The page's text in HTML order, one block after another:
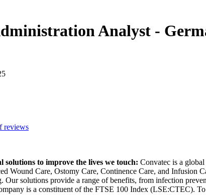
Analyst -
reviews
solutions to improve the lives we touch: Convatec is a
Wound Care, Ostomy Care, Continence Care, and Infusion
Our solutions provide a range of benefits, from infection
is a constituent of the FTSE 100 Index (LSE:CTEC).